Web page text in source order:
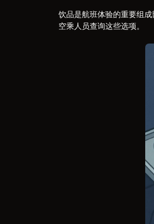
饮品是航班体验的重要组
空乘人员查询这些选项。